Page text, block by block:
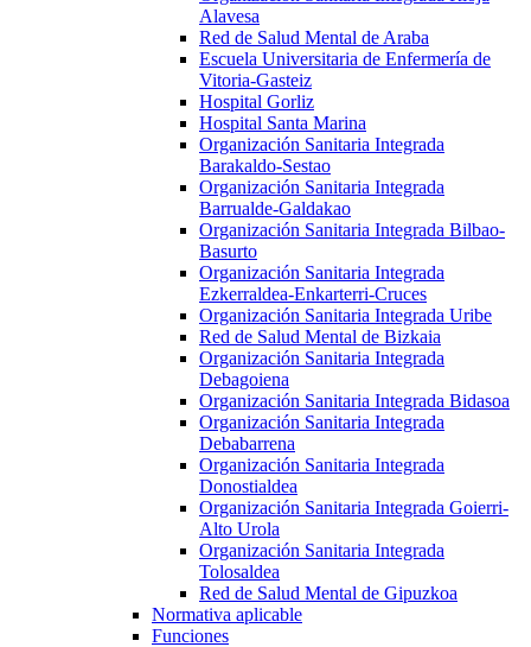
Alavesa
Red de Salud Mental de Araba
Escuela Universitaria de Enfermería de
Vitoria-Gasteiz
Hospital Gorliz
Hospital Santa Marina
Organización Sanitaria Integrada
Barakaldo-Sestao
Organización Sanitaria Integrada
Barrualde-Galdakao
Organización Sanitaria Integrada Bilbao-
Basurto
Organización Sanitaria Integrada
Ezkerraldea-Enkarterri-Cruces
Organización Sanitaria Integrada Uribe
Red de Salud Mental de Bizkaia
Organización Sanitaria Integrada
Debagoiena
Organización Sanitaria Integrada Bidasoa
Organización Sanitaria Integrada
Debabarrena
Organización Sanitaria Integrada
Donostialdea
Organización Sanitaria Integrada Goierri-
Alto Urola
Organización Sanitaria Integrada
Tolosaldea
Red de Salud Mental de Gipuzkoa
Normativa aplicable
Funciones